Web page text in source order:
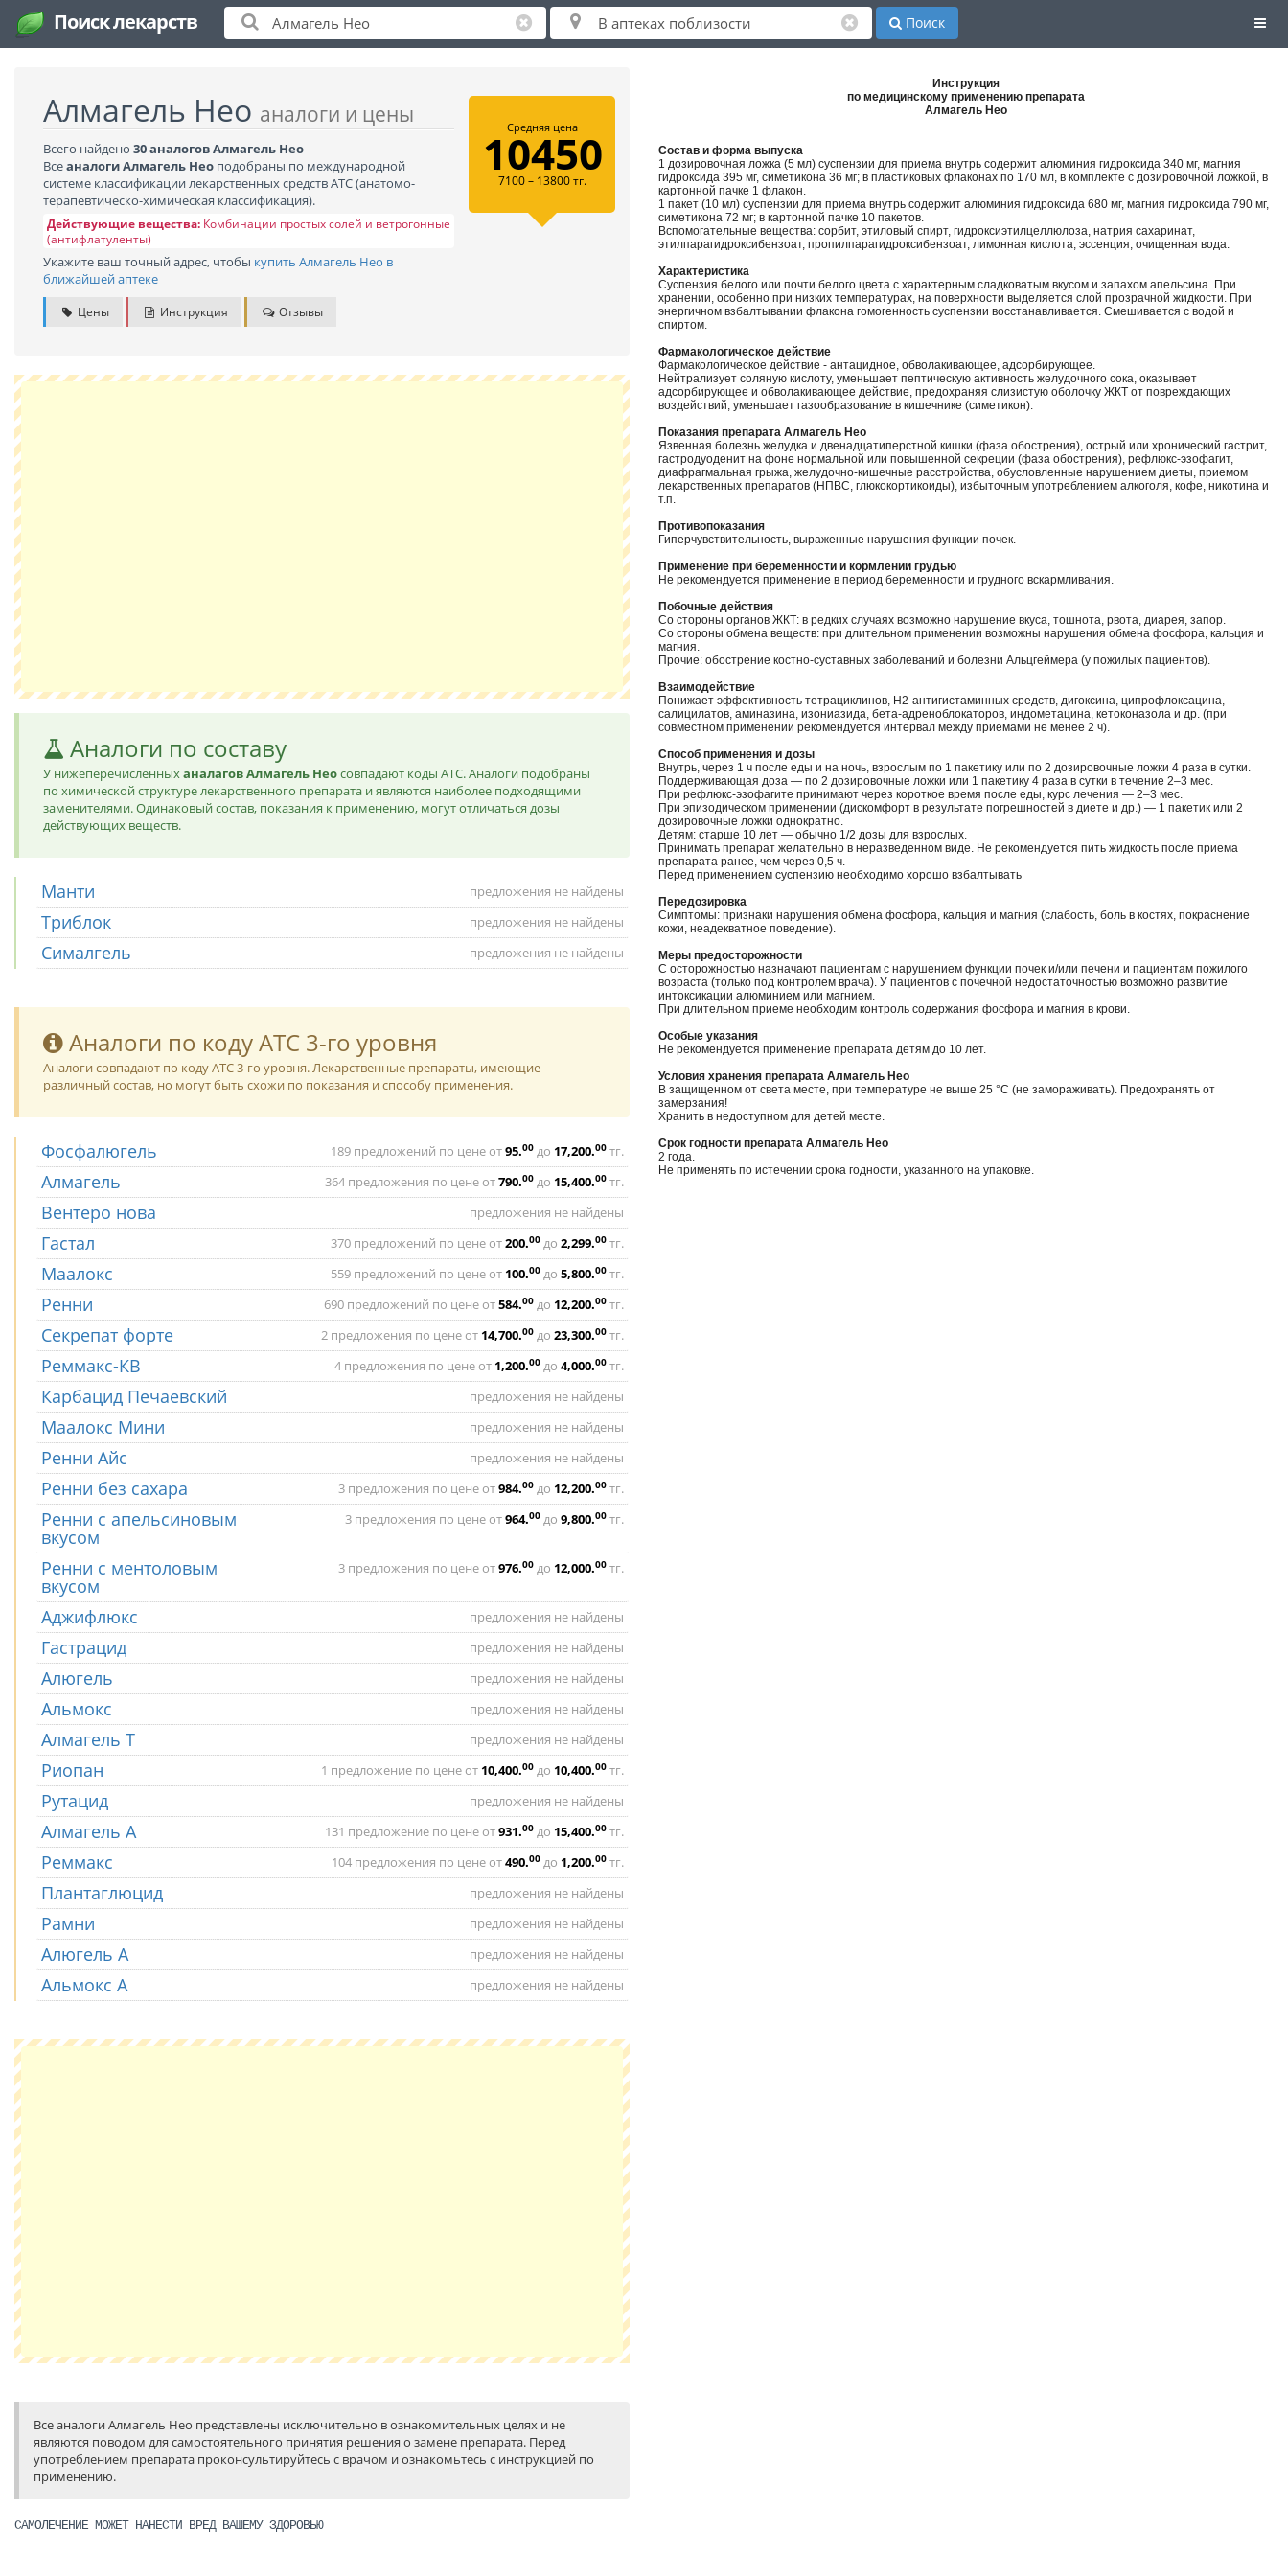
Поиск лекарств Поиск
Алмагель Нео аналоги и цены
Всего найдено 30 аналогов Алмагель Нео
Всеаналоги Алмагель Нео подобраны по международной
системе классификации лекарственных средств АТС (анатомо-
терапевтическо-химическая классификация).
Действующие вещества: Комбинации простых солей и ветрогонные
(антифлатуленты)
Укажите ваш точный адрес, чтобы купить Алмагель Нео в
ближайшей аптеке
Цены Инструкция Отзывы
Средняя цена
10450
7100 – 13800 тг.
Аналоги по составу
У нижеперечисленныханалагов Алмагель Неосовпадают коды ATC. Аналоги подобраны
по химической структуре лекарственного препарата и являются наиболее подходящими
заменителями. Одинаковый состав, показания к применению, могут отличаться дозы
действующих веществ.
Манти предложения не найдены
Триблок предложения не найдены
Сималгель предложения не найдены
Аналоги по коду ATC 3-го уровня
Аналоги совпадают по коду ATC 3-го уровня. Лекарственные препараты, имеющие
различный состав, но могут быть схожи по показания и способу применения.
Фосфалюгель 189 предложений по цене от95.00до 17,200.00тг.
Алмагель 364 предложения по цене от790.00до 15,400.00тг.
Вентеро нова предложения не найдены
Гастал 370 предложений по цене от200.00до 2,299.00тг.
Маалокс 559 предложений по цене от 100.00до 5,800.00тг.
Ренни 690 предложений по цене от584.00до 12,200.00тг.
Секрепат форте 2 предложения по цене от 14,700.00до 23,300.00тг.
Реммакс-КВ 4 предложения по цене от 1,200.00до 4,000.00тг.
Карбацид Печаевский предложения не найдены
Маалокс Мини предложения не найдены
Ренни Айс предложения не найдены
Ренни без сахара 3 предложения по цене от984.00до 12,200.00тг.
Ренни с апельсиновым
вкусом
3 предложения по цене от964.00до 9,800.00тг.
Ренни с ментоловым
вкусом
3 предложения по цене от976.00до 12,000.00тг.
Аджифлюкс предложения не найдены
Гастрацид предложения не найдены
Алюгель предложения не найдены
Альмокс предложения не найдены
Алмагель T предложения не найдены
Риопан 1 предложение по цене от 10,400.00до 10,400.00тг.
Рутацид предложения не найдены
Алмагель А 131 предложение по цене от931.00до 15,400.00тг.
Реммакс 104 предложения по цене от490.00до 1,200.00тг.
Плантаглюцид предложения не найдены
Рамни предложения не найдены
Алюгель А предложения не найдены
Альмокс А предложения не найдены
Все аналоги Алмагель Нео представлены исключительно в ознакомительных целях и не
являются поводом для самостоятельного принятия решения о замене препарата. Перед
употреблением препарата проконсультируйтесь с врачом и ознакомьтесь с инструкцией по
применению.
САМОЛЕЧЕНИЕ МОЖЕТ НАНЕСТИ ВРЕД ВАШЕМУ ЗДОРОВЬЮ
Инструкция
по медицинскому применению препарата
Алмагель Нео
Состав и форма выпуска
1 дозировочная ложка (5 мл) суспензии для приема внутрь содержит алюминия гидроксида 340 мг, магния
гидроксида 395 мг, симетикона 36 мг; в пластиковых флаконах по 170 мл, в комплекте с дозировочной ложкой, в
картонной пачке 1 флакон.
1 пакет (10 мл) суспензии для приема внутрь содержит алюминия гидроксида 680 мг, магния гидроксида 790 мг,
симетикона 72 мг; в картонной пачке 10 пакетов.
Вспомогательные вещества: сорбит, этиловый спирт, гидроксиэтилцеллюлоза, натрия сахаринат,
этилпарагидроксибензоат, пропилпарагидроксибензоат, лимонная кислота, эссенция, очищенная вода.
Характеристика
Суспензия белого или почти белого цвета с характерным сладковатым вкусом и запахом апельсина. При
хранении, особенно при низких температурах, на поверхности выделяется слой прозрачной жидкости. При
энергичном взбалтывании флакона гомогенность суспензии восстанавливается. Смешивается с водой и
спиртом.
Фармакологическое действие
Фармакологическое действие - антацидное, обволакивающее, адсорбирующее.
Нейтрализует соляную кислоту, уменьшает пептическую активность желудочного сока, оказывает
адсорбирующее и обволакивающее действие, предохраняя слизистую оболочку ЖКТ от повреждающих
воздействий, уменьшает газообразование в кишечнике (симетикон).
Показания препарата Алмагель Нео
Язвенная болезнь желудка и двенадцатиперстной кишки (фаза обострения), острый или хронический гастрит,
гастродуоденит на фоне нормальной или повышенной секреции (фаза обострения), рефлюкс-эзофагит,
диафрагмальная грыжа, желудочно-кишечные расстройства, обусловленные нарушением диеты, приемом
лекарственных препаратов (НПВС, глюкокортикоиды), избыточным употреблением алкоголя, кофе, никотина и
т.п.
Противопоказания
Гиперчувствительность, выраженные нарушения функции почек.
Применение при беременности и кормлении грудью
Не рекомендуется применение в период беременности и грудного вскармливания.
Побочные действия
Со стороны органов ЖКТ: в редких случаях возможно нарушение вкуса, тошнота, рвота, диарея, запор.
Со стороны обмена веществ: при длительном применении возможны нарушения обмена фосфора, кальция и
магния.
Прочие: обострение костно-суставных заболеваний и болезни Альцгеймера (у пожилых пациентов).
Взаимодействие
Понижает эффективность тетрациклинов, Н2-антигистаминных средств, дигоксина, ципрофлоксацина,
салицилатов, аминазина, изониазида, бета-адреноблокаторов, индометацина, кетоконазола и др. (при
совместном применении рекомендуется интервал между приемами не менее 2 ч).
Способ применения и дозы
Внутрь, через 1 ч после еды и на ночь, взрослым по 1 пакетику или по 2 дозировочные ложки 4 раза в сутки.
Поддерживающая доза — по 2 дозировочные ложки или 1 пакетику 4 раза в сутки в течение 2–3 мес.
При рефлюкс-эзофагите принимают через короткое время после еды, курс лечения — 2–3 мес.
При эпизодическом применении (дискомфорт в результате погрешностей в диете и др.) — 1 пакетик или 2
дозировочные ложки однократно.
Детям: старше 10 лет — обычно 1/2 дозы для взрослых.
Принимать препарат желательно в неразведенном виде. Не рекомендуется пить жидкость после приема
препарата ранее, чем через 0,5 ч.
Перед применением суспензию необходимо хорошо взбалтывать
Передозировка
Симптомы: признаки нарушения обмена фосфора, кальция и магния (слабость, боль в костях, покраснение
кожи, неадекватное поведение).
Меры предосторожности
С осторожностью назначают пациентам с нарушением функции почек и/или печени и пациентам пожилого
возраста (только под контролем врача). У пациентов с почечной недостаточностью возможно развитие
интоксикации алюминием или магнием.
При длительном приеме необходим контроль содержания фосфора и магния в крови.
Особые указания
Не рекомендуется применение препарата детям до 10 лет.
Условия хранения препарата Алмагель Нео
В защищенном от света месте, при температуре не выше 25 °C (не замораживать). Предохранять от
замерзания!
Хранить в недоступном для детей месте.
Срок годности препарата Алмагель Нео
2 года.
Не применять по истечении срока годности, указанного на упаковке.